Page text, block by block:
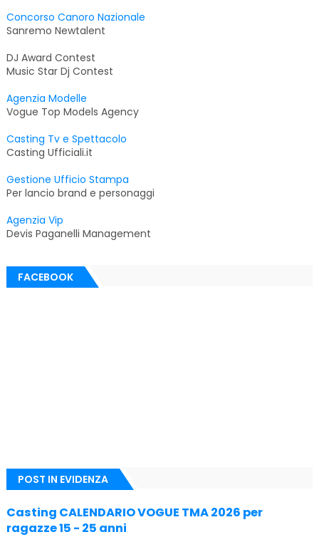
Concorso Canoro Nazionale
Sanremo Newtalent
DJ Award Contest
Music Star Dj Contest
Agenzia Modelle
Vogue Top Models Agency
Casting Tv e Spettacolo
Casting Ufficiali.it
Gestione Ufficio Stampa
Per lancio brand e personaggi
Agenzia Vip
Devis Paganelli Management
FACEBOOK
POST IN EVIDENZA
Casting CALENDARIO VOGUE TMA 2026 per
ragazze 15 - 25 anni